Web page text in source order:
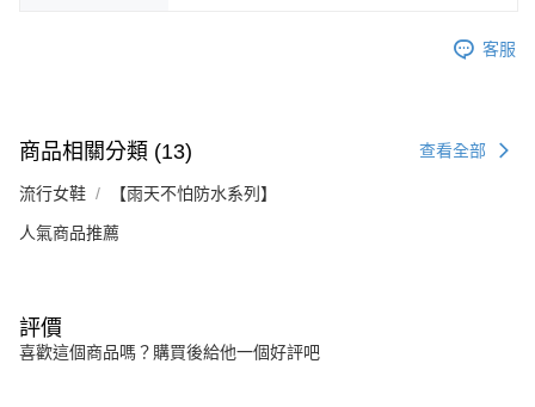
客服
商品相關分類 (13) 查看全部
流行女鞋 【雨天不怕防水系列】
人氣商品推薦
評價
喜歡這個商品嗎？購買後給他一個好評吧